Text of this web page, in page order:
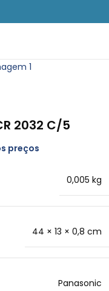
2032 C/5
preços
0,005 kg
44 × 13 × 0,8 cm
Panasonic